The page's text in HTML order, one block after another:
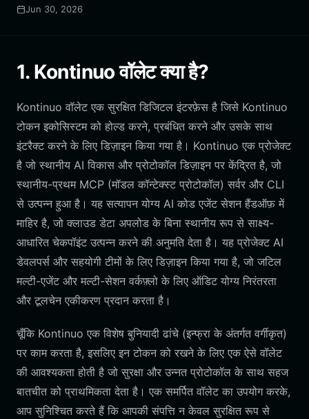
Jun 30, 2026
1. Kontinuo वॉलेट क्या है?
Kontinuo वॉलेट एक सुरक्षित डिजिटल इंटरफ़ेस है जिसे Kontinuo
टोकन इकोसिस्टम को होल्ड करने, प्रबंधित करने और उसके साथ
इंटरैक्ट करने के लिए डिज़ाइन किया गया है। Kontinuo एक प्रोजेक्ट
है जो स्थानीय AI विकास और प्रोटोकॉल डिज़ाइन पर केंद्रित है, जो
स्थानीय-प्रथम MCP (मॉडल कॉन्टेक्स्ट प्रोटोकॉल) सर्वर और CLI
से उत्पन्न हुआ है। यह सत्यापन योग्य AI कोड एजेंट सेशन हैंडऑफ़ में
माहिर है, जो क्लाउड डेटा अपलोड के बिना स्थानीय रूप से साक्ष्य-
आधारित चेकपॉइंट उत्पन्न करने की अनुमति देता है। यह प्रोजेक्ट AI
डेवलपर्स और सहयोगी टीमों के लिए डिज़ाइन किया गया है, जो जटिल
मल्टी-एजेंट और मल्टी-सेशन वर्कफ़्लो के लिए ऑडिट योग्य निरंतरता
और टूलचेन एकीकरण प्रदान करता है।
चूँकि Kontinuo एक विशेष बुनियादी ढांचे (इन्फ्रा के अंतर्गत वर्गीकृत)
पर काम करता है, इसलिए इन टोकन को रखने के लिए एक ऐसे वॉलेट
की आवश्यकता होती है जो सुरक्षा और उन्नत प्रोटोकॉल के साथ सहज
बातचीत को प्राथमिकता देता है। एक समर्पित वॉलेट का उपयोग करके,
आप सुनिश्चित करते हैं कि आपकी संपत्ति न केवल सुरक्षित रूप से